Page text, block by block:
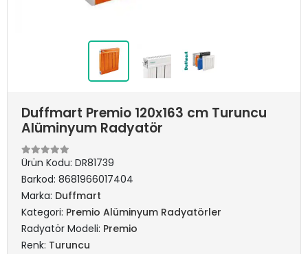
Duffmart Premio 120x163 cm Turuncu
Alüminyum Radyatör
Ürün Kodu: DR81739
Barkod: 8681966017404
Marka: Duffmart
Kategori: Premio Alüminyum Radyatörler
Radyatör Modeli: Premio
Renk: Turuncu